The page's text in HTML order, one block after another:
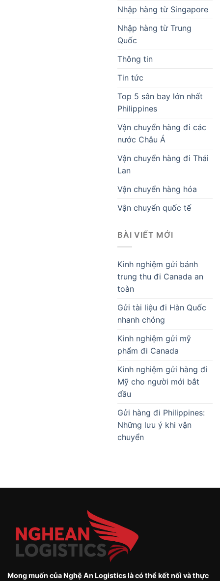
Nhập hàng từ Singapore
Nhập hàng từ Trung
Quốc
Thông tin
Tin tức
Top 5 sân bay lớn nhất
Philippines
Vận chuyển hàng đi các
nước Châu Á
Vận chuyển hàng đi Thái
Lan
Vận chuyển hàng hóa
Vận chuyển quốc tế
BÀI VIẾT MỚI
Kinh nghiệm gửi bánh
trung thu đi Canada an
toàn
Gửi tài liệu đi Hàn Quốc
nhanh chóng
Kinh nghiệm gửi mỹ
phẩm đi Canada
Kinh nghiệm gửi hàng đi
Mỹ cho người mới bắt
đầu
Gửi hàng đi Philippines:
Những lưu ý khi vận
chuyển
Mong muốn của Nghệ An Logistics là có thể kết nối và thực